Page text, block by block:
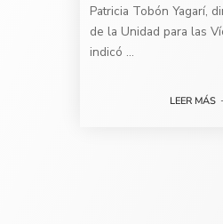
Patricia Tobón Yagarí,
de la Unidad para las
indicó ...
LEER MÁS